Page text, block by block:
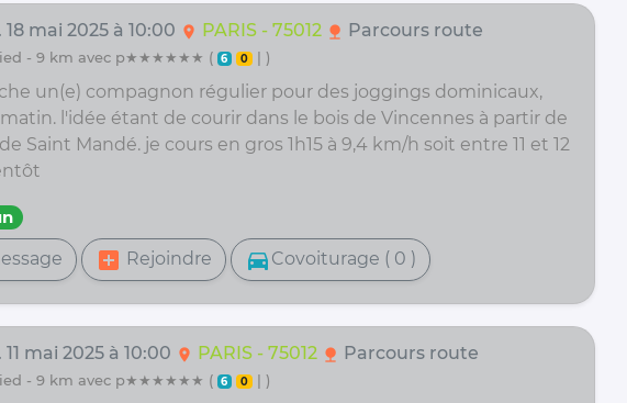
mai 2025 à 10:00 location_on PARIS - 75012 nature Parcours route
- 9 km avec p★★★★★★ ( 6 0 | )
un(e) compagnon régulier pour des joggings dominicaux,
l'idée étant de courir dans le bois de Vincennes à partir de
Saint Mandé. je cours en gros 1h15 à 9,4 km/h soit entre 11 et 12
add_box Rejoindre directions_car Covoiturage ( 0 )
mai 2025 à 10:00 location_on PARIS - 75012 nature Parcours route
- 9 km avec p★★★★★★ ( 6 0 | )